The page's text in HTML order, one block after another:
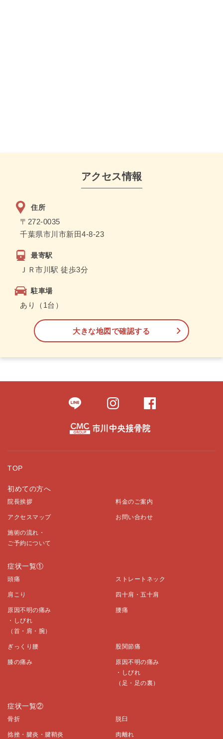
アクセス情報
住所
〒272-0035
千葉県市川市新田4-8-23
最寄駅
ＪＲ市川駅 徒歩3分
駐車場
あり（1台）
大きな地図で確認する
TOP
初めての方へ
院長挨拶 料金のご案内
アクセスマップ お問い合わせ
施術の流れ・
ご予約について
症状一覧①
頭痛 ストレートネック
肩こり 四十肩・五十肩
原因不明の痛み
・しびれ
（首・肩・腕）
腰痛
ぎっくり腰 股関節痛
膝の痛み
原因不明の痛み
・しびれ
（足・足の裏）
症状一覧②
骨折 脱臼
捻挫・腱炎・腱鞘炎 肉離れ